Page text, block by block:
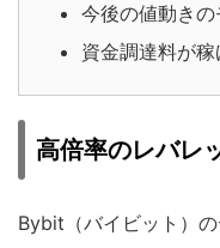
今後の値動き
資金調達料が稼
高倍率のレバレ
Bybit（バイビット）